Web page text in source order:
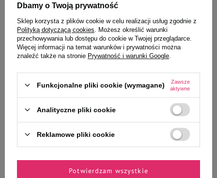
Wybrane specjalnie dla
Ciebie i Twojego czworonoga
cielęcina w kawałkach 150 g
47,99 zł 319,93 zł / kg
- +
Francodex Szampon dla psów do
czarnej sierści 250 ml
103,96 zł / l
Dbamy o Twoją prywatność
Sklep korzysta z plików cookie w celu realizacji usług zgodnie z
Polityką dotyczącą cookies . Możesz określić warunki
przechowywania lub dostępu do cookie w Twojej przeglądarce.
Więcej informacji na temat warunków i prywatności można
znaleźć także na stronie Prywatność i warunki Google
Funkcjonalne pliki cookie (wymagane)
Zawsze
aktywne
Analityczne pliki cookie
Reklamowe pliki cookie
Potwierdzam wszystkie